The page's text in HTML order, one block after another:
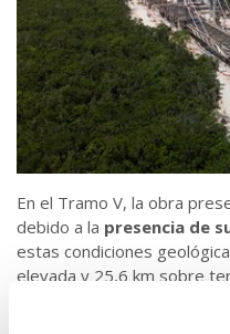
En el Tramo V, la obra
debido a la presencia de
estas condiciones
elevada y 25,6 km sobre
más destacados del
metros, concebido para